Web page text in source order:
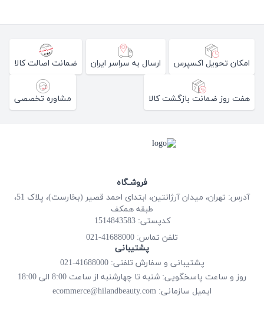
امکان تحویل اکسپرس ارسال به سراسر ایران ضمانت اصالت کالا
هفت روز ضمانت بازگشت کالا مشاوره تخصصی
فروشـگاه
آدرس: تهران، میدان آرژانتین، ابتدای احمد قصیر (بخارست)، پلاک 51،
طبقه همکف
کدپستی: 1514843583
تلفن تماس: 41688000-021
پشتیبانی
پشتیبانی و سفارش تلفنی: 41688000-021
روز و ساعت پاسخگویی: شنبه تا چهارشنبه از ساعت 8:00 الی 18:00
ایمیل سازمانی: ecommerce@hilandbeauty.com